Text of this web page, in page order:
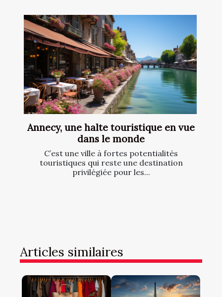
Annecy, une halte touristique en vue
dans le monde
C’est une ville à fortes potentialités
touristiques qui reste une destination
privilégiée pour les...
Articles similaires